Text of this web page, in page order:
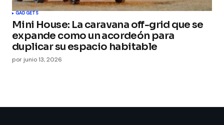
GADGETS
Mini House: La caravana off-grid que se
expande como un acordeón para
duplicar su espacio habitable
por junio 13, 2026